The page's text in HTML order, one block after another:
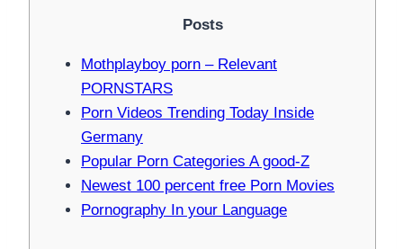
Posts
Mothplayboy porn – Relevant
PORNSTARS
Porn Videos Trending Today Inside
Germany
Popular Porn Categories A good-Z
Newest 100 percent free Porn Movies
Pornography In your Language